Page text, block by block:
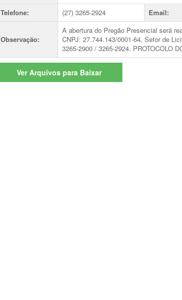
Telefone: (27) 3265-2924 Email:
Observação:
A abertura do Pregão Presencial será
CNPJ: 27.744.143/0001-64, Setor de
3265-2900 / 3265-2924. PROTOCOLO
Ver Arquivos para Baixar